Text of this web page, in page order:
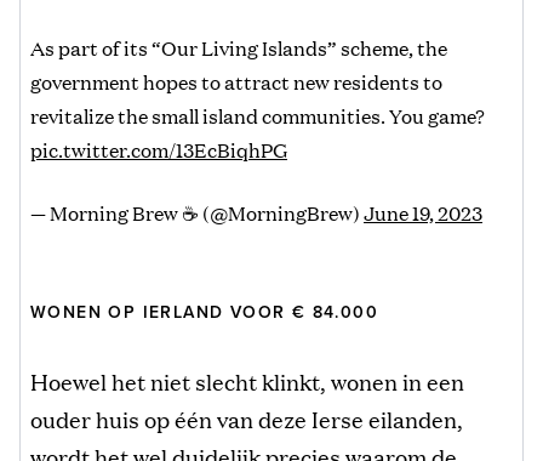
As part of its “Our Living Islands” scheme, the
government hopes to attract new residents to
revitalize the small island communities. You game?
pic.twitter.com/13EcBiqhPG
— Morning Brew ☕️ (@MorningBrew)June 19, 2023
WONEN OP IERLAND VOOR € 84.000
Hoewel het niet slecht klinkt, wonen in een
ouder huis op één van deze Ierse eilanden,